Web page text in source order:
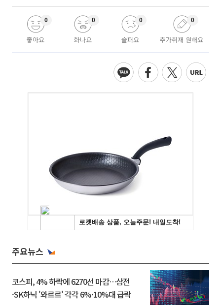
좋아요
0
화나요
0
슬퍼요
0
추가취재 원해요
0
주요뉴스
코스피, 4% 하락에 6270선 마감…삼전
·SK하닉 '와르르' 각각 6%·10%대 급락